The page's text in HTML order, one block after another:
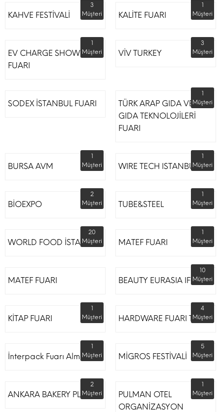
KAHVE FESTİVALİ
3
Müşteri
KALİTE FUARI
1
Müşteri
EV CHARGE SHOW
FUARI
1
Müşteri
VİV TURKEY
3
Müşteri
SODEX İSTANBUL FUARI
TÜRK ARAP GIDA VE
GIDA TEKNOLOJİLERİ
FUARI
1
Müşteri
BURSA AVM
1
Müşteri
WIRE TECH ISTANBUL
1
Müşteri
BİOEXPO
2
Müşteri
TUBE&STEEL
1
Müşteri
WORLD FOOD İSTANBUL
20
Müşteri
MATEF FUARI
1
Müşteri
MATEF FUARI BEAUTY EURASIA IFM
10
Müşteri
KİTAP FUARI
1
Müşteri
HARDWARE FUARI TÜYAP
4
Müşteri
İnterpack Fuarı Almanya
1
Müşteri
MİGROS FESTİVALİ
5
Müşteri
ANKARA BAKERY PLUS
2
Müşteri
PULMAN OTEL
ORGANİZASYON
1
Müşteri